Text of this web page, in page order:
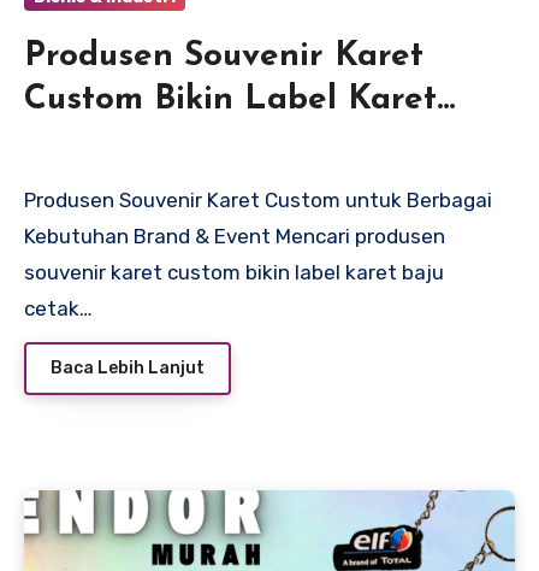
Produsen Souvenir Karet
Custom Bikin Label Karet
Sintetis
Produsen Souvenir Karet Custom untuk Berbagai
Kebutuhan Brand & Event Mencari produsen
souvenir karet custom bikin label karet baju
cetak…
Baca Lebih Lanjut